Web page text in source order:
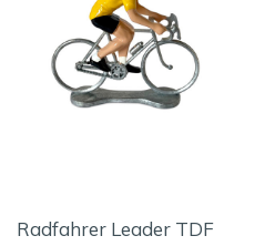
Radfahrer Leader TDF